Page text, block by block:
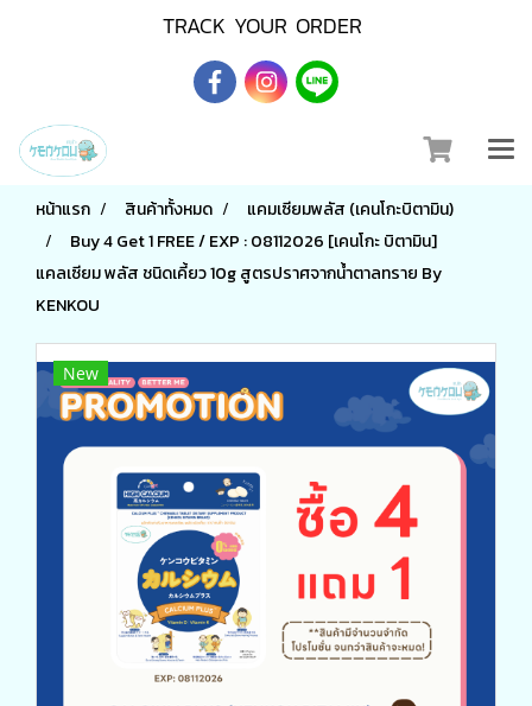
TRACK YOUR ORDER
หน้าแรก สินค้าทั้งหมด
แคมเซียมพลัส (เคนโกะบิตามิน)
Buy 4 Get 1 FREE / EXP : 08112026 [เคนโกะ บิตามิน]
แคลเซียม พลัส ชนิดเคี้ยว 10g สูตรปราศจากน้ำตาลทราย By
KENKOU
New